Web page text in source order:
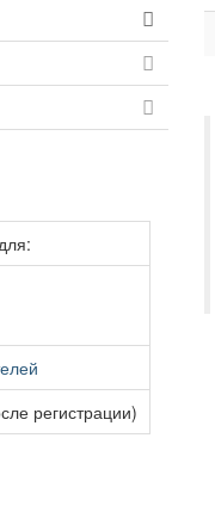
регистрации)